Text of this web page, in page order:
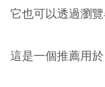
它也可以透過瀏覽
這是一個推薦用